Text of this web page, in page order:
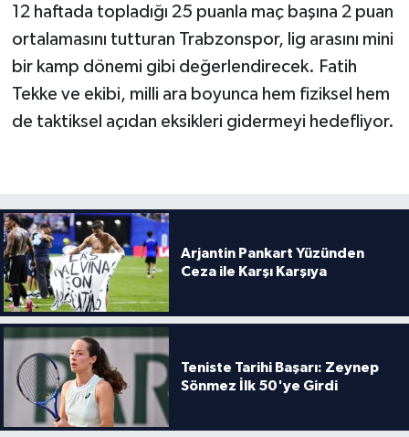
12 haftada topladığı 25 puanla maç başına 2 puan
ortalamasını tutturan Trabzonspor, lig arasını mini
bir kamp dönemi gibi değerlendirecek. Fatih
Tekke ve ekibi, milli ara boyunca hem fiziksel hem
de taktiksel açıdan eksikleri gidermeyi hedefliyor.
Arjantin Pankart Yüzünden
Ceza ile Karşı Karşıya
Teniste Tarihi Başarı: Zeynep
Sönmez İlk 50'ye Girdi